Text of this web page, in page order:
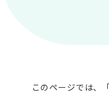
このページでは、